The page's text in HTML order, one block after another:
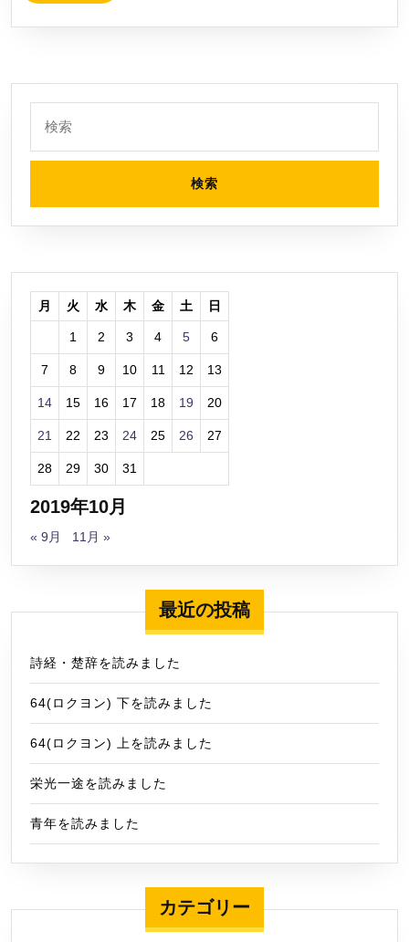
読
ま
し
索:
2019年10月
月 火 水 木 金 土 日
1 2 3 4 5 6
7 8 9 10 11 12 13
14 15 16 17 18 19 20
21 22 23 24 25 26 27
28 29 30 31
« 9月 11月 »
最近の投稿
詩経・楚辞を読みました
64(ロクヨン) 下を読みました
64(ロクヨン) 上を読みました
栄光一途を読みました
青年を読みました
カテゴリー